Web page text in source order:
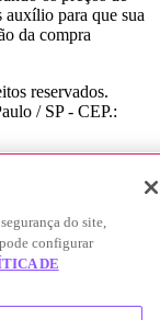
para que sua
da compra
reservados.
/ SP - CEP.:
do site,
configurar
DE